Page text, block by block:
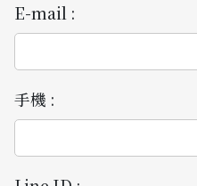
E-mail :
手機 :